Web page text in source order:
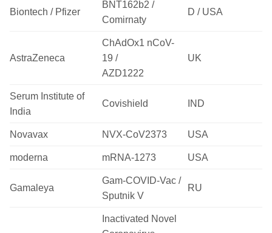
Biontech / Pfizer
BNT162b2 /
Comirnaty
D / USA
AstraZeneca
ChAdOx1 nCoV-
19 /
AZD1222
UK
Serum Institute of
India
Covishield IND
Novavax NVX-CoV2373 USA
moderna mRNA-1273 USA
Gamaleya
Gam-COVID-Vac /
Sputnik V
RU
Inactivated Novel